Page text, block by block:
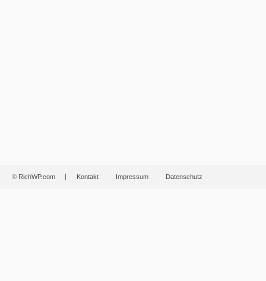
© RichWP.com Kontakt Impressum Datenschutz